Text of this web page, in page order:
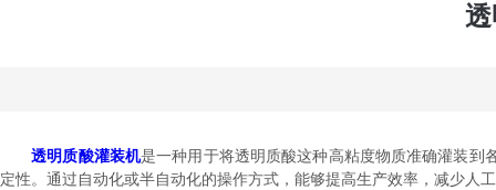
透明质酸灌装机是一种用于将透明质酸这种高粘度物质准确灌装到
定性。通过自动化或半自动化的操作方式，能够提高生产效率，减少人